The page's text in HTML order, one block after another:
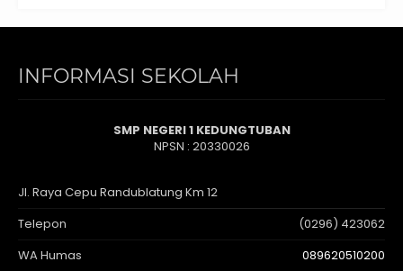
INFORMASI SEKOLAH
SMP NEGERI 1 KEDUNGTUBAN
NPSN : 20330026
Jl. Raya Cepu Randublatung Km 12
Telepon
(0296) 423062
WA Humas
089620510200